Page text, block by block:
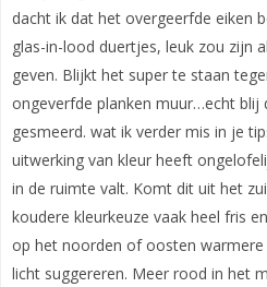
dacht ik dat het overgeerfde eiken
glas-in-lood duertjes, leuk zou zijn
geven. Blijkt het super te staan
ongeverfde planken muur…echt blij
gesmeerd. wat ik verder mis in je
uitwerking van kleur heeft
in de ruimte valt. Komt dit uit het
koudere kleurkeuze vaak heel fris
op het noorden of oosten
licht suggereren. Meer rood in het